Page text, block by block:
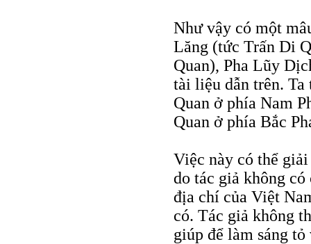
Như vậy có một
Lăng (tức Trấn Di
Quan), Pha Lũy
tài liệu dẫn trên.
Quan ở phía Nam
Quan ở phía Bắc
Việc này có thể
do tác giả không có
địa chí của Việt
có. Tác giả không
giúp để làm sáng